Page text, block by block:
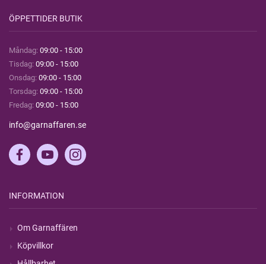
ÖPPETTIDER BUTIK
Måndag: 09:00 - 15:00
Tisdag: 09:00 - 15:00
Onsdag: 09:00 - 15:00
Torsdag: 09:00 - 15:00
Fredag: 09:00 - 15:00
info@garnaffaren.se
INFORMATION
Om Garnaffären
Köpvillkor